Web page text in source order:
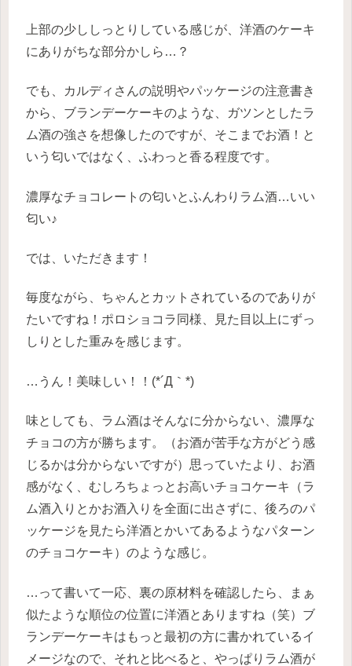
上部の少ししっとりしている感じが、洋酒のケーキ
にありがちな部分かしら…？
でも、カルディさんの説明やパッケージの注意書き
から、ブランデーケーキのような、ガツンとしたラ
ム酒の強さを想像したのですが、そこまでお酒！と
いう匂いではなく、ふわっと香る程度です。
濃厚なチョコレートの匂いとふんわりラム酒…いい
匂い♪
では、いただきます！
毎度ながら、ちゃんとカットされているのでありが
たいですね！ポロショコラ同様、見た目以上にずっ
しりとした重みを感じます。
…うん！美味しい！！(*´Д｀*)
味としても、ラム酒はそんなに分からない、濃厚な
チョコの方が勝ちます。（お酒が苦手な方がどう感
じるかは分からないですが）思っていたより、お酒
感がなく、むしろちょっとお高いチョコケーキ（ラ
ム酒入りとかお酒入りを全面に出さずに、後ろのパ
ッケージを見たら洋酒とかいてあるようなパターン
のチョコケーキ）のような感じ。
…って書いて一応、裏の原材料を確認したら、まぁ
似たような順位の位置に洋酒とありますね（笑）ブ
ランデーケーキはもっと最初の方に書かれているイ
メージなので、それと比べると、やっぱりラム酒が